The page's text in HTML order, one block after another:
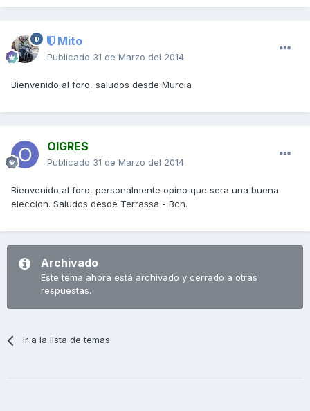
Mito
Publicado 31 de Marzo del 2014
Bienvenido al foro, saludos desde Murcia
OIGRES
Publicado 31 de Marzo del 2014
Bienvenido al foro, personalmente opino que sera una buena
eleccion. Saludos desde Terrassa - Bcn.
Archivado
Este tema ahora está archivado y cerrado a otras
respuestas.
Ir a la lista de temas